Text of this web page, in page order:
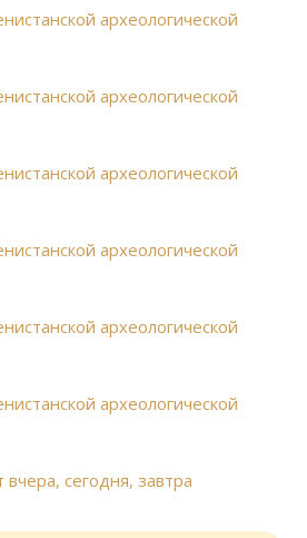
археологической
археологической
археологической
археологической
археологической
археологической
сегодня, завтра